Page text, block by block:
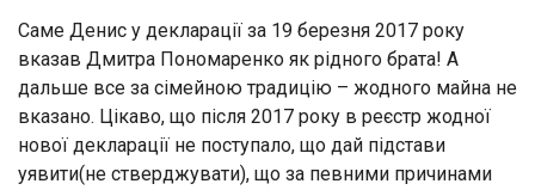
Саме Денис у декларації за 19 березня 2017 року
вказав Дмитра Пономаренко як рідного брата! А
дальше все за сімейною традицію – жодного майна не
вказано. Цікаво, що після 2017 року в реєстр жодної
нової декларації не поступало, що дай підстави
уявити(не стверджувати), що за певними причинами